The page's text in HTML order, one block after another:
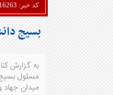
کد خبر:
بسیج
به گزارش
مسئول
میدان جهاد